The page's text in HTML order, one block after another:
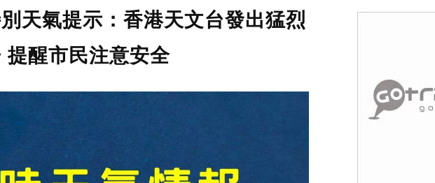
天氣提示：香港天文台發出猛烈
提醒市民注意安全